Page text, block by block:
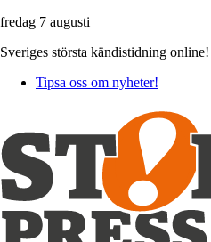
fredag 7 augusti
Sveriges största kändistidning online!
Tipsa oss om nyheter!